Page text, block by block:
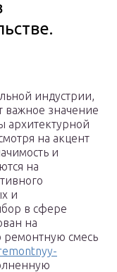
индустрии,
важное значение
архитектурной
на акцент
и
на
и
в сфере
на
смесь